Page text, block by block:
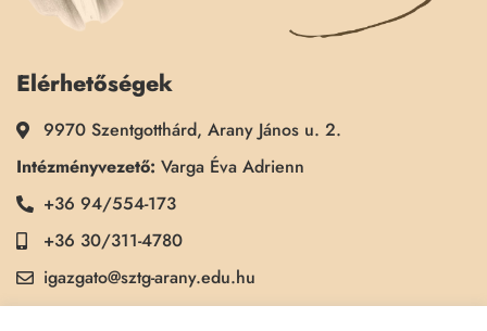
Elérhetőségek
9970 Szentgotthárd, Arany János u. 2.
Intézményvezető: Varga Éva Adrienn
+36 94/554-173
+36 30/311-4780
igazgato@sztg-arany.edu.hu
Titkárság:Kimmel Kinga